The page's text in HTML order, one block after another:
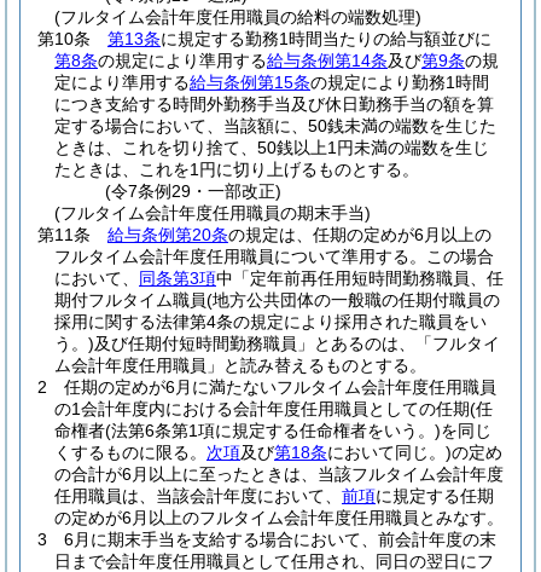
(フルタイム会計年度任用職員の給料の端数処理)
第10条
第13条に規定する勤務1時間当たりの給与額並びに
第8条の規定により準用する給与条例第14条及び第9条の規
定により準用する給与条例第15条の規定により勤務1時間
につき支給する時間外勤務手当及び休日勤務手当の額を算
定する場合において、当該額に、50銭未満の端数を生じた
ときは、これを切り捨て、50銭以上1円未満の端数を生じ
たときは、これを1円に切り上げるものとする。
(令7条例29・一部改正)
(フルタイム会計年度任用職員の期末手当)
第11条
給与条例第20条の規定は、任期の定めが6月以上の
フルタイム会計年度任用職員について準用する。
この場合
において、 同条第3項中「定年前再任用短時間勤務職員、任
期付フルタイム職員(地方公共団体の一般職の任期付職員の
採用に関する法律第4条の規定により採用された職員をい
う。)及び任期付短時間勤務職員」とあるのは、「フルタイ
ム会計年度任用職員」と読み替えるものとする。
2
任期の定めが6月に満たないフルタイム会計年度任用職員
の1会計年度内における会計年度任用職員としての任期(任
命権者(法第6条第1項に規定する任命権者をいう。)を同じ
くするものに限る。 次項及び第18条において同じ。)の定め
の合計が6月以上に至ったときは、当該フルタイム会計年度
任用職員は、当該会計年度において、 前項に規定する任期
の定めが6月以上のフルタイム会計年度任用職員とみなす。
3
6月に期末手当を支給する場合において、前会計年度の末
日まで会計年度任用職員として任用され、同日の翌日にフ